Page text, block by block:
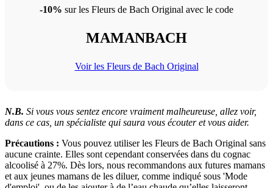
-10% sur les Fleurs de Bach Original avec le code
MAMANBACH
Voir les Fleurs de Bach Original
N.B. Si vous vous sentez encore vraiment malheureuse, allez voir,
dans ce cas, un spécialiste qui saura vous écouter et vous aider.
Précautions : Vous pouvez utiliser les Fleurs de Bach Original sans
aucune crainte. Elles sont cependant conservées dans du cognac
alcoolisé à 27%. Dès lors, nous recommandons aux futures mamans
et aux jeunes mamans de les diluer, comme indiqué sous 'Mode